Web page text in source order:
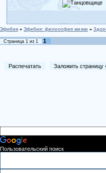
Эфебия » Эфебия: философия жизни »
Страница 1 из 1
1
Распечатать Заложить страницу
Пользовательский поиск